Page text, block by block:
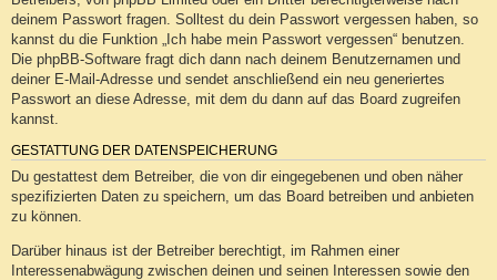
deinem Passwort fragen. Solltest du dein Passwort vergessen haben, so
kannst du die Funktion „Ich habe mein Passwort vergessen“ benutzen.
Die phpBB-Software fragt dich dann nach deinem Benutzernamen und
deiner E-Mail-Adresse und sendet anschließend ein neu generiertes
Passwort an diese Adresse, mit dem du dann auf das Board zugreifen
kannst.
GESTATTUNG DER DATENSPEICHERUNG
Du gestattest dem Betreiber, die von dir eingegebenen und oben näher
spezifizierten Daten zu speichern, um das Board betreiben und anbieten
zu können.
Darüber hinaus ist der Betreiber berechtigt, im Rahmen einer
Interessenabwägung zwischen deinen und seinen Interessen sowie den